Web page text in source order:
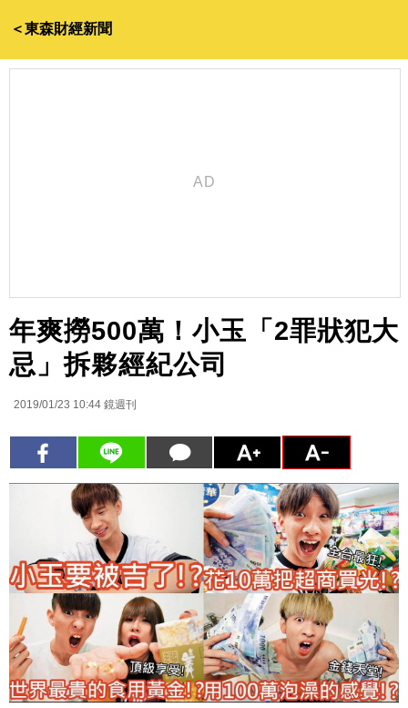
＜東森財經新聞
年爽撈500萬！小玉「2罪狀犯大
忌」拆夥經紀公司
2019/01/23 10:44 鏡週刊